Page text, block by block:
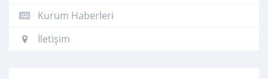
Kurum Haberleri
İletişim